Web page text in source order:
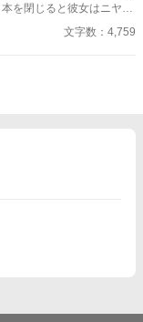
を閉じると彼女はニヤリ
ンデレ王子×
すので気軽に読んでみて
文字数：4,759